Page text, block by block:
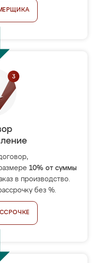
10% от суммы
в производство.
без %.